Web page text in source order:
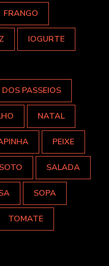
FRANGO
IOGURTE
PASSEIOS
NATAL
PEIXE
SALADA
SOPA
TOMATE